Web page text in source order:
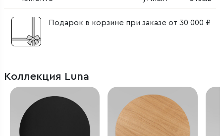
Подарок в корзине при заказе от 30 000 ₽
Коллекция Luna